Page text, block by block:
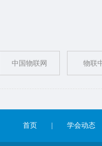
中国物联网 物联
首页 学会动态